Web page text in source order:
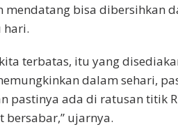
mendatang bisa dibersihkan
hari.
terbatas, itu yang
dalam sehari,
pastinya ada di ratusan titik
bersabar,” ujarnya.